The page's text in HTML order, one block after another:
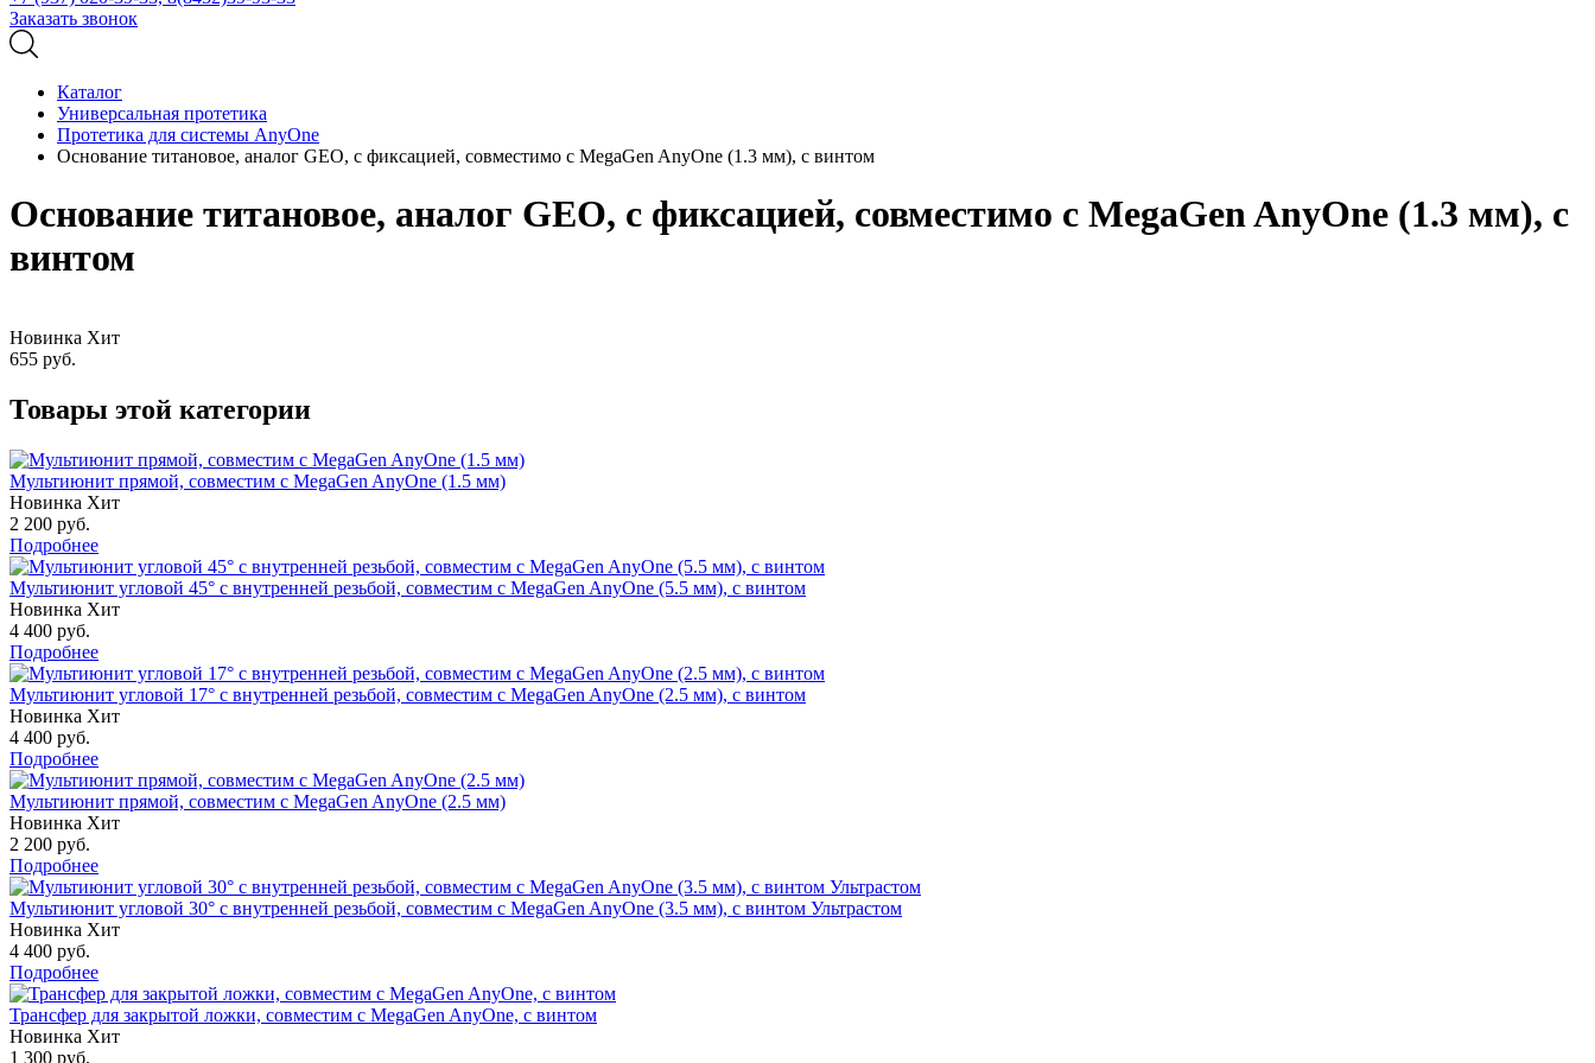
Заказать звонок
Каталог
Универсальная протетика
Протетика для системы AnyOne
Основание титановое, аналог GEO, с фиксацией, совместимо с MegaGen AnyOne (1.3 мм), с винтом
Основание титановое, аналог GEO, с фиксацией, совместимо с MegaGen AnyOne (1.3 мм), с
винтом
Новинка Хит
655 руб.
Товары этой категории
Мультиюнит прямой, совместим с MegaGen AnyOne (1.5 мм)
Новинка Хит
2 200 руб.
Подробнее
Мультиюнит угловой 45° с внутренней резьбой, совместим с MegaGen AnyOne (5.5 мм), с винтом
Новинка Хит
4 400 руб.
Подробнее
Мультиюнит угловой 17° с внутренней резьбой, совместим с MegaGen AnyOne (2.5 мм), с винтом
Новинка Хит
4 400 руб.
Подробнее
Мультиюнит прямой, совместим с MegaGen AnyOne (2.5 мм)
Новинка Хит
2 200 руб.
Подробнее
Мультиюнит угловой 30° с внутренней резьбой, совместим с MegaGen AnyOne (3.5 мм), с винтом Ультрастом
Новинка Хит
4 400 руб.
Подробнее
Трансфер для закрытой ложки, совместим с MegaGen AnyOne, с винтом
Новинка Хит
1 300 руб.